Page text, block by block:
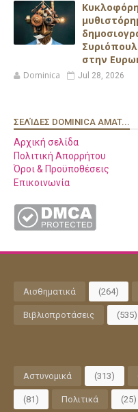
στην
Dominica Jul 28, 2026
ΣΕΛΊΔΕΣ DOMINICA AMAT...
Αρχική σελίδα
Πολιτική Απορρήτου
Όροι & Προϋποθέσεις
Επικοινωνία
Αισθηματικά (264)
Βιβλιοπροτάσεις (535)
Αστυνομικά (313)
(81) Πολιτικά (25)